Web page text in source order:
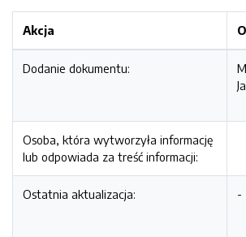
Akcja
Dodanie dokumentu:
Osoba, która wytworzyła informację
lub odpowiada za treść informacji:
Ostatnia aktualizacja: -